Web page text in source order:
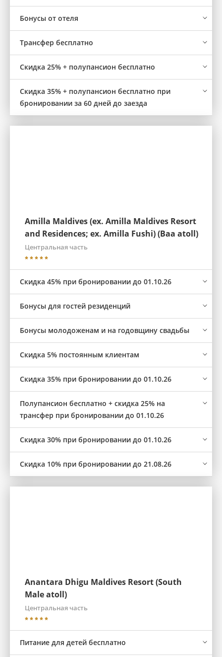
Бонусы от отеля
Трансфер бесплатно
Скидка 25% + полупансион бесплатно
Скидка 35% + полупансион бесплатно при
бронировании за 60 дней до заезда
Amilla Maldives (ex. Amilla Maldives Resort
and Residences; ex. Amilla Fushi) (Baa atoll)
Центральная часть
Скидка 45% при бронировании до 01.10.26
Бонусы для гостей резиденций
Бонусы молодоженам и на годовщину свадьбы
Скидка 5% постоянным клиентам
Скидка 35% при бронировании до 01.10.26
Полупансион бесплатно + скидка 25% на
трансфер при бронировании до 01.10.26
Скидка 30% при бронировании до 01.10.26
Скидка 10% при бронировании до 21.08.26
Anantara Dhigu Maldives Resort (South
Male atoll)
Центральная часть
Питание для детей бесплатно